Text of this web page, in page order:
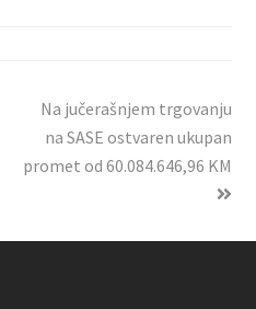
Na jučerašnjem trgovanju
na SASE ostvaren ukupan
promet od 60.084.646,96 KM